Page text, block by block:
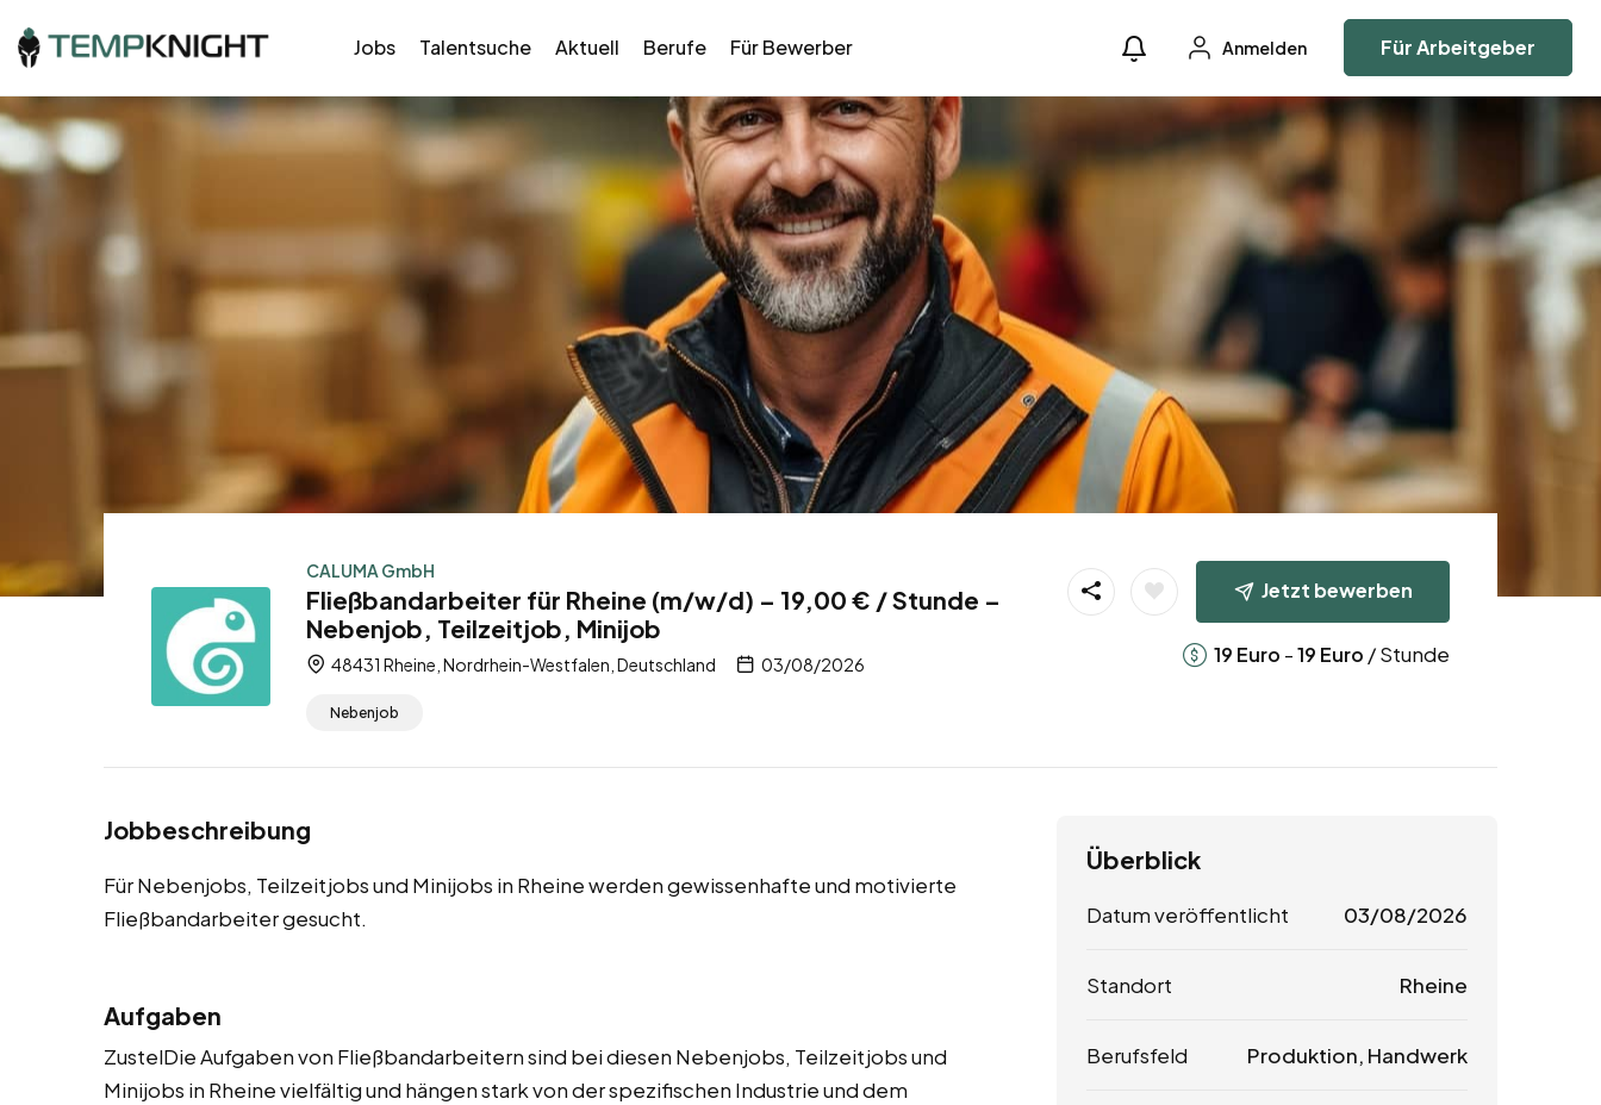
Jobs Talentsuche Aktuell Berufe Für Bewerber Anmelden Für Arbeitgeber
CALUMA GmbH
Fließbandarbeiter für Rheine (m/w/d) – 19,00 € / Stunde –
Nebenjob, Teilzeitjob, Minijob
48431 Rheine, Nordrhein-Westfalen, Deutschland 03/08/2026
Nebenjob
Jetzt bewerben
19 Euro -19 Euro / Stunde
Jobbeschreibung
Für Nebenjobs, Teilzeitjobs und Minijobs in Rheine werden gewissenhafte und motivierte
Fließbandarbeiter gesucht.
Aufgaben
ZustelDie Aufgaben von Fließbandarbeitern sind bei diesen Nebenjobs, Teilzeitjobs und
Minijobs in Rheine vielfältig und hängen stark von der spezifischen Industrie und dem
Überblick
Datum veröffentlicht 03/08/2026
Standort Rheine
Berufsfeld Produktion, Handwerk